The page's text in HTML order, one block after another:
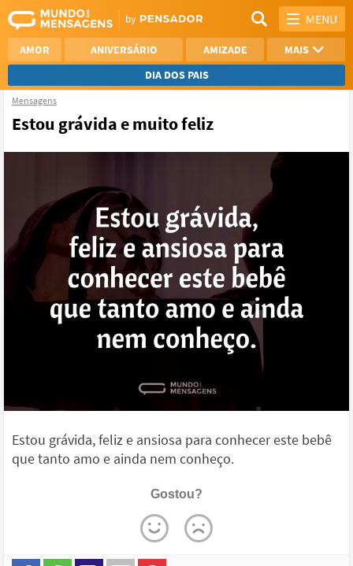
MENU
AMOR ANIVERSÁRIO AMIZADE
MAIS
DIA DOS PAIS
REFLEXÃO
VER TODAS
Mensagens
Estou grávida e muito feliz
Estou grávida, feliz e ansiosa para conhecer este bebê
que tanto amo e ainda nem conheço.
Gostou?